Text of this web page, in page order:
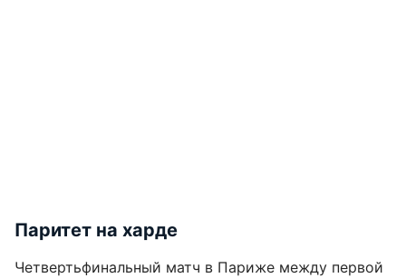
Паритет на харде
Четвертьфинальный матч в Париже между первой